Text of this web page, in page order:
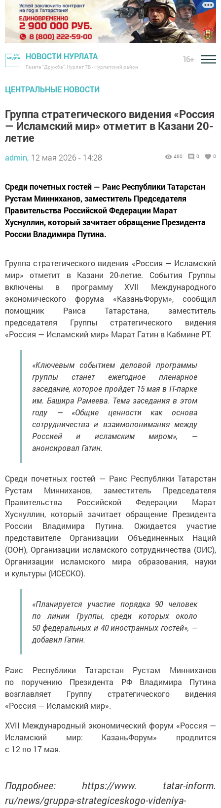
НОВОСТИ НУРЛАТА
Газета "Дружба", Нурлат ТВ - Нурлатский район
16+
ЦЕНТРАЛЬНЫЕ НОВОСТИ
Группа стратегического видения «Россия
— Исламский мир» отметит в Казани 20-
летие
admin, 12 мая 2026 - 14:28 460 0 0
Среди почетных гостей — Раис Республики Татарстан
Рустам Минниханов, заместитель Председателя
Правительства Российской Федерации Марат
Хуснуллин, который зачитает обращение Президента
России Владимира Путина.
Группа стратегического видения «Россия — Исламский
мир» отметит в Казани 20-летие. События Группы
включены в программу XVII Международного
экономического форума «КазаньФорум», сообщил
помощник Раиса Татарстана, заместитель
председателя Группы стратегического видения
«Россия — Исламский мир» Марат Гатин в Кабмине РТ.
«Ключевым событием деловой программы
группы станет ежегодное пленарное
заседание, которое пройдет 15 мая в IT-парке
им. Башира Рамеева. Тема заседания в этом
году — «Общие ценности как основа
сотрудничества и взаимопонимания между
Россией и исламским миром», —
анонсировал Гатин.
Среди почетных гостей — Раис Республики Татарстан
Рустам Минниханов, заместитель Председателя
Правительства Российской Федерации Марат
Хуснуллин, который зачитает обращение Президента
России Владимира Путина. Ожидается участие
представителе Организации Объединенных Наций
(ООН), Организации исламского сотрудничества (ОИС),
Организации исламского мира образования, науки
и культуры (ИСЕСКО).
«Планируется участие порядка 90 человек
по линии Группы, среди которых около
50 федеральных и 40 иностранных гостей», —
добавил Гатин.
Раис Республики Татарстан Рустам Минниханов
по поручению Президента РФ Владимира Путина
возглавляет Группу стратегического видения
«Россия — Исламский мир».
ХVII Международный экономический форум «Россия —
Исламский мир: КазаньФорум» продлится
с 12 по 17 мая.
Подробнее: https://www. tatar-inform.
ru/news/gruppa-strategiceskogo-videniya-